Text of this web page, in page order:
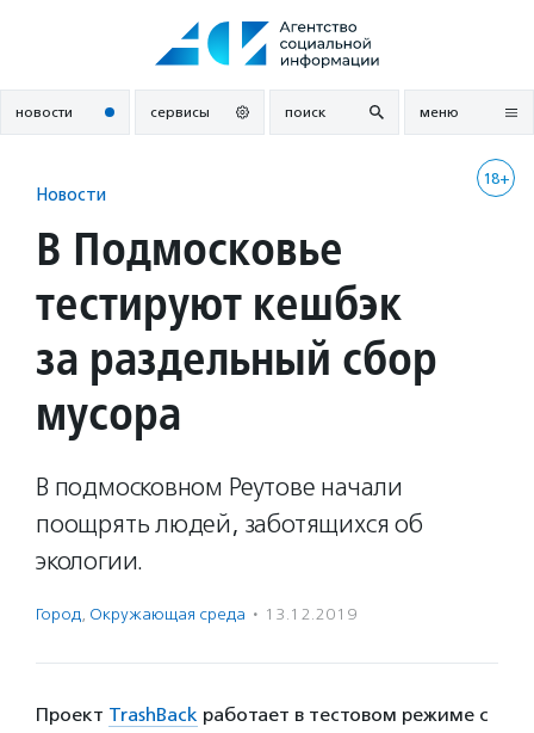
новости сервисы поиск меню
18+
Новости
В Подмосковье
тестируют кешбэк
за раздельный сбор
мусора
В подмосковном Реутове начали
поощрять людей, заботящихся об
экологии.
Город, Окружающая среда · 13.12.2019
Проект TrashBack работает в тестовом режиме с